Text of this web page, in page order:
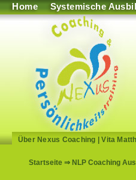
Home Systemische
Über Nexus Coaching |Vita
Startseite ⇒ NLP Coaching